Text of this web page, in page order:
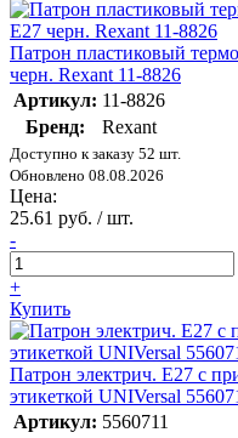
Патрон пластиковый
черн. Rexant 11-8826
Артикул: 11-8826
Бренд:
Rexant
Доступно к заказу 52 шт.
Обновлено 08.08.2026
Цена:
25.61 руб. / шт.
-
+
Купить
Патрон электрич. E27 с
этикеткой UNIVersal
Артикул: 5560711